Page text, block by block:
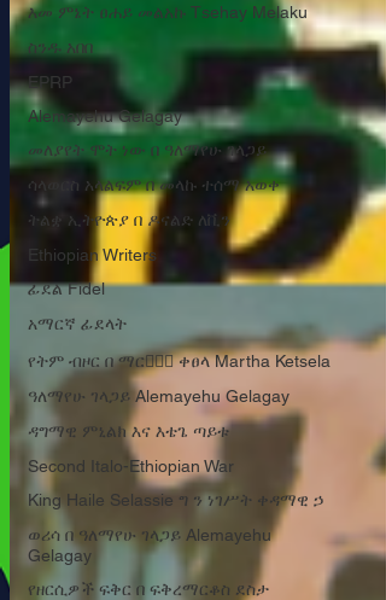
እመ ምኔት ፀሐይ መልአኩ Tsehay Melaku
ስንዱ አበበ
EPRP
Alemayehu Gelagay
መለያየት ሞት ነው በ ዓለማየሁ ገላጋይ
ሳላወርስ አላልፍም በ መላኩ ተሰማ አወቀ
ትልቋ ኢትዮጵያ በ ዶናልድ ለቪን
Ethiopian Writers
ፊደል Fidel
አማርኛ ፊደላት
የትም ብዞር በ ማርታ፟፟ ቀፀላ Martha Ketsela
ዓለማየሁ ገላጋይ Alemayehu Gelagay
ዳግማዊ ምኒልክ እና እቴጌ ጣይቱ
Second Italo-Ethiopian War
King Haile Selassie ግ ን ነገሥት ቀዳማዊ ኃ
ወሪሳ በ ዓለማየሁ ገላጋይ Alemayehu
Gelagay
የዘርሲዎች ፍቅር በ ፍቅረማርቆስ ደስታ